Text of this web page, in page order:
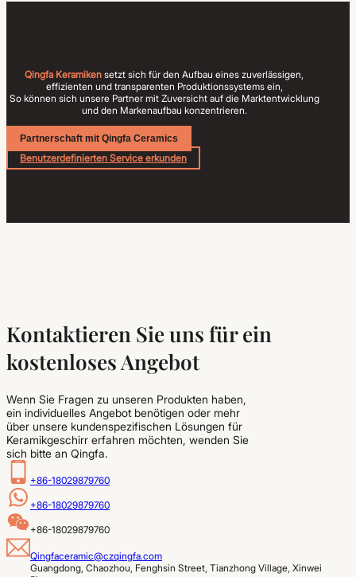
Qingfa Keramiken setzt sich für den Aufbau eines zuverlässigen,
effizienten und transparenten Produktionssystems ein,
So können sich unsere Partner mit Zuversicht auf die Marktentwicklung
und den Markenaufbau konzentrieren.
Partnerschaft mit Qingfa Ceramics
Benutzerdefinierten Service erkunden
Kontaktieren Sie uns für ein
kostenloses Angebot
Wenn Sie Fragen zu unseren Produkten haben,
ein individuelles Angebot benötigen oder mehr
über unsere kundenspezifischen Lösungen für
Keramikgeschirr erfahren möchten, wenden Sie
sich bitte an Qingfa.
+86-18029879760
+86-18029879760
+86-18029879760
Qingfaceramic@czqingfa.com
Guangdong, Chaozhou, Fenghsin Street, Tianzhong Village, Xinwei